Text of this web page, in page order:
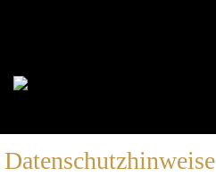
Datenschutzhinweise